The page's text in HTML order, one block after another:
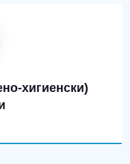
хигиенски)